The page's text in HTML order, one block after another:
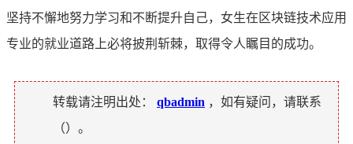
坚持不懈地努力学习和不断提升自己，女生在区块链技术应用
专业的就业道路上必将披荆斩棘，取得令人瞩目的成功。
转载请注明出处： qbadmin ，如有疑问，请联系
（）。